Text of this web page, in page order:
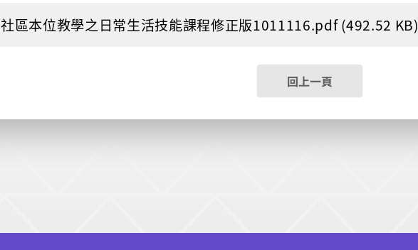
社區本位教學之日常生活技能課程修正版1011116.pdf (492.52 KB)
回上一頁